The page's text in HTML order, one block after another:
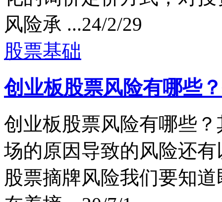
风险承 ...24/2/29
股票基础
创业板股票风险有哪些
创业板股票风险有哪些
场的原因导致的风险还
股票摘牌风险我们要知